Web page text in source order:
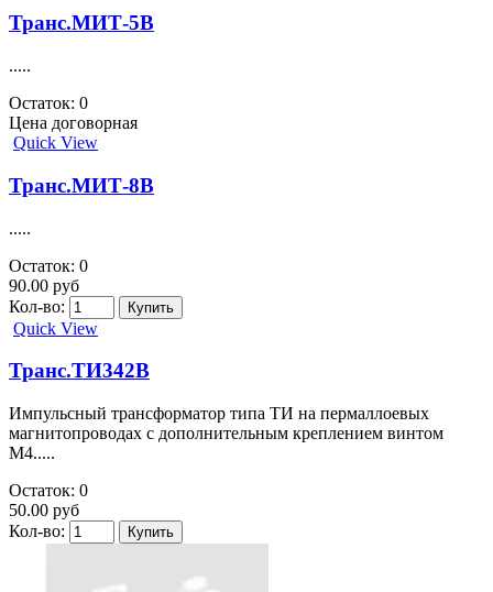
Транс.МИТ-5В
.....
Остаток: 0
Цена договорная
Quick View
Транс.МИТ-8В
.....
Остаток: 0
90.00 руб
Кол-во:
Quick View
Транс.ТИ342В
Импульсный трансформатор типа ТИ на пермаллоевых
магнитопроводах с дополнительным креплением винтом
М4.....
Остаток: 0
50.00 руб
Кол-во: